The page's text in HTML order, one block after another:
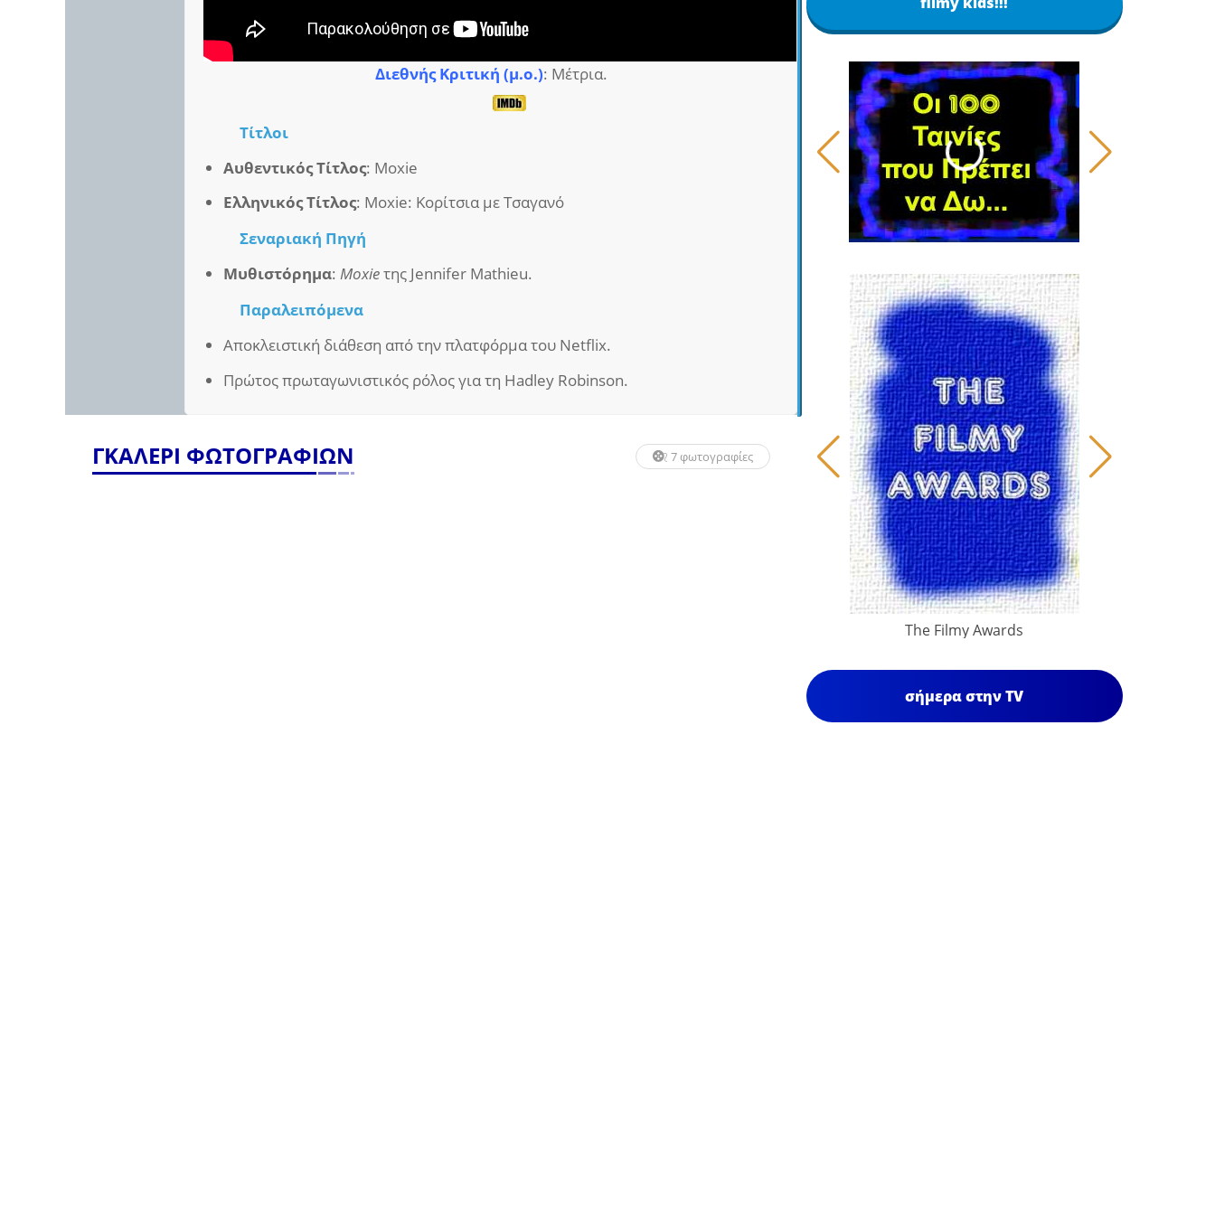
Διεθνής Κριτική (μ.ο.): Μέτρια.
Τίτλοι
Αυθεντικός Τίτλος: Moxie
Ελληνικός Τίτλος: Moxie: Κορίτσια με Τσαγανό
Σεναριακή Πηγή
Μυθιστόρημα:Moxieτης Jennifer Mathieu.
Παραλειπόμενα
Αποκλειστική διάθεση από την πλατφόρμα του Netflix.
Πρώτος πρωταγωνιστικός ρόλος για τη Hadley Robinson.
ΓΚΑΛΕΡΙ ΦΩΤΟΓΡΑΦΙΩΝ 7 φωτογραφίες
The Filmy Awards
σήμερα στην TV